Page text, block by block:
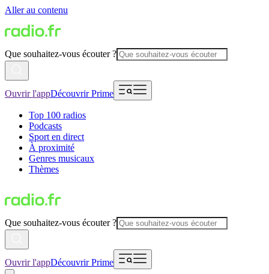
Aller au contenu
Que souhaitez-vous écouter ?
Ouvrir l'appDécouvrir Prime
Top 100 radios
Podcasts
Sport en direct
À proximité
Genres musicaux
Thèmes
Que souhaitez-vous écouter ?
Ouvrir l'appDécouvrir Prime